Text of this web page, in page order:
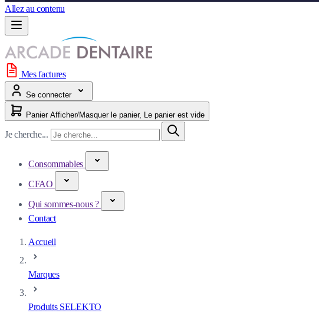
Allez au contenu
Mes factures
Se connecter
Panier Afficher/Masquer le panier, Le panier est vide
Je cherche...
Consommables
CFAO
Qui sommes-nous ?
Contact
Accueil
Marques
Produits SELEKTO